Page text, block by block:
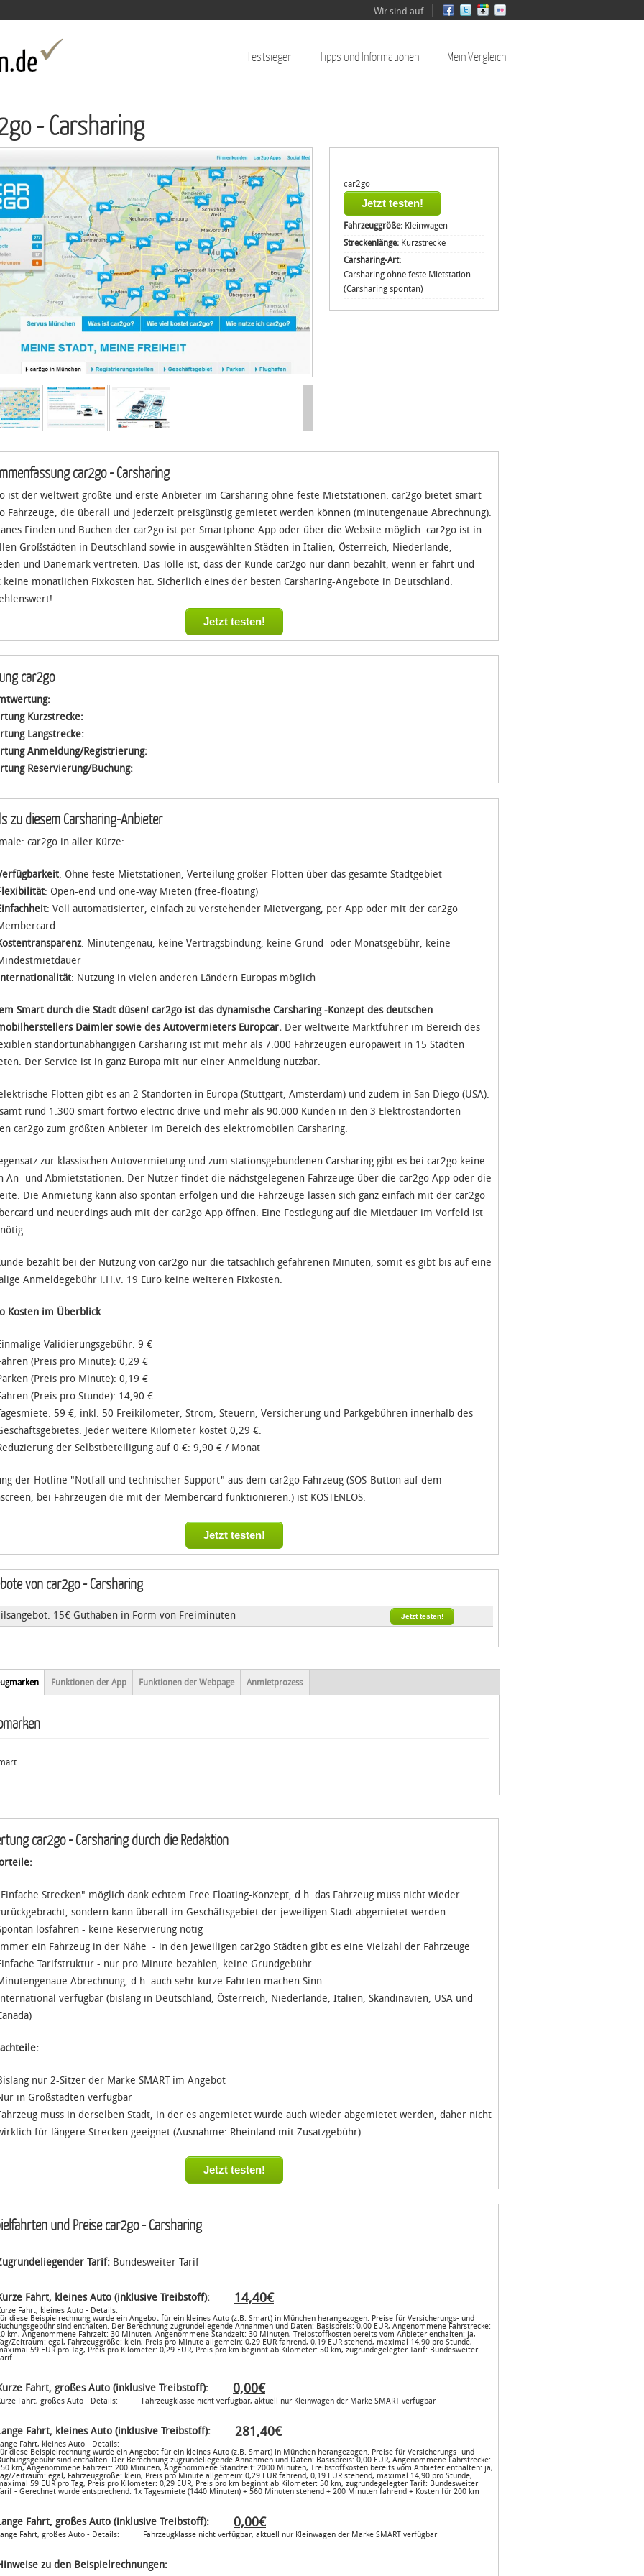
Wir sind auf
Testsieger Tipps und Informationen Mein Vergleich
- Carsharing
car2go
Jetzt testen!
Fahrzeuggröße: Kleinwagen
Streckenlänge: Kurzstrecke
Carsharing-Art:
Carsharing ohne feste Mietstation
(Carsharing spontan)
car2go - Carsharing
ist der weltweit größte und erste Anbieter im Carsharing ohne feste Mietstationen. car2go bietet smart
Fahrzeuge, die überall und jederzeit preisgünstig gemietet werden können (minutengenaue Abrechnung).
Finden und Buchen der car2go ist per Smartphone App oder über die Website möglich. car2go ist in
Großstädten in Deutschland sowie in ausgewählten Städten in Italien, Österreich, Niederlande,
und Dänemark vertreten. Das Tolle ist, dass der Kunde car2go nur dann bezahlt, wenn er fährt und
monatlichen Fixkosten hat. Sicherlich eines der besten Carsharing-Angebote in Deutschland.
Jetzt testen!
car2go
Kurzstrecke:
Langstrecke:
Anmeldung/Registrierung:
Reservierung/Buchung:
zu diesem Carsharing-Anbieter
car2go in aller Kürze:
: Ohne feste Mietstationen, Verteilung großer Flotten über das gesamte Stadtgebiet
: Open-end und one-way Mieten (free-floating)
: Voll automatisierter, einfach zu verstehender Mietvergang, per App oder mit der car2go
: Minutengenau, keine Vertragsbindung, keine Grund- oder Monatsgebühr, keine
: Nutzung in vielen anderen Ländern Europas möglich
Smart durch die Stadt düsen! car2go ist das dynamische Carsharing -Konzept des deutschen
Daimler sowie des Autovermieters Europcar. Der weltweite Marktführer im Bereich des
standortunabhängigen Carsharing ist mit mehr als 7.000 Fahrzeugen europaweit in 15 Städten
Der Service ist in ganz Europa mit nur einer Anmeldung nutzbar.
Flotten gibt es an 2 Standorten in Europa (Stuttgart, Amsterdam) und zudem in San Diego (USA).
rund 1.300 smart fortwo electric drive und mehr als 90.000 Kunden in den 3 Elektrostandorten
car2go zum größten Anbieter im Bereich des elektromobilen Carsharing.
zur klassischen Autovermietung und zum stationsgebundenen Carsharing gibt es bei car2go keine
An- und Abmietstationen. Der Nutzer findet die nächstgelegenen Fahrzeuge über die car2go App oder die
Die Anmietung kann also spontan erfolgen und die Fahrzeuge lassen sich ganz einfach mit der car2go
und neuerdings auch mit der car2go App öffnen. Eine Festlegung auf die Mietdauer im Vorfeld ist
bezahlt bei der Nutzung von car2go nur die tatsächlich gefahrenen Minuten, somit es gibt bis auf eine
Anmeldegebühr i.H.v. 19 Euro keine weiteren Fixkosten.
Kosten im Überblick
Validierungsgebühr: 9 €
(Preis pro Minute): 0,29 €
(Preis pro Minute): 0,19 €
(Preis pro Stunde): 14,90 €
59 €, inkl. 50 Freikilometer, Strom, Steuern, Versicherung und Parkgebühren innerhalb des
Jeder weitere Kilometer kostet 0,29 €.
der Selbstbeteiligung auf 0 €: 9,90 € / Monat
der Hotline "Notfall und technischer Support" aus dem car2go Fahrzeug (SOS-Button auf dem
bei Fahrzeugen die mit der Membercard funktionieren.) ist KOSTENLOS.
Jetzt testen!
von car2go - Carsharing
15€ Guthaben in Form von Freiminuten Jetzt testen!
sets(aktiver
Funktionen der App Funktionen der Webpage Anmietprozess
car2go - Carsharing durch die Redaktion
Strecken" möglich dank echtem Free Floating-Konzept, d.h. das Fahrzeug muss nicht wieder
sondern kann überall im Geschäftsgebiet der jeweiligen Stadt abgemietet werden
losfahren - keine Reservierung nötig
ein Fahrzeug in der Nähe - in den jeweiligen car2go Städten gibt es eine Vielzahl der Fahrzeuge
Tarifstruktur - nur pro Minute bezahlen, keine Grundgebühr
Abrechnung, d.h. auch sehr kurze Fahrten machen Sinn
verfügbar (bislang in Deutschland, Österreich, Niederlande, Italien, Skandinavien, USA und
nur 2-Sitzer der Marke SMART im Angebot
in Großstädten verfügbar
muss in derselben Stadt, in der es angemietet wurde auch wieder abgemietet werden, daher nicht
für längere Strecken geeignet (Ausnahme: Rheinland mit Zusatzgebühr)
Jetzt testen!
und Preise car2go - Carsharing
Tarif: Bundesweiter Tarif
Fahrt, kleines Auto (inklusive Treibstoff): 14,40€
Fahrt, kleines Auto - Details:
diese Beispielrechnung wurde ein Angebot für ein kleines Auto (z.B. Smart) in München herangezogen. Preise für Versicherungs- und
sind enthalten. Der Berechnung zugrundeliegende Annahmen und Daten: Basispreis: 0,00 EUR, Angenommene Fahrstrecke:
km, Angenommene Fahrzeit: 30 Minuten, Angenommene Standzeit: 30 Minuten, Treibstoffkosten bereits vom Anbieter enthalten: ja,
Zeitraum: egal, Fahrzeuggröße: klein, Preis pro Minute allgemein: 0,29 EUR fahrend, 0,19 EUR stehend, maximal 14,90 pro Stunde,
59 EUR pro Tag, Preis pro Kilometer: 0,29 EUR, Preis pro km beginnt ab Kilometer: 50 km, zugrundegelegter Tarif: Bundesweiter
Fahrt, großes Auto (inklusive Treibstoff): 0,00€
Fahrt, großes Auto - Details: Fahrzeugklasse nicht verfügbar, aktuell nur Kleinwagen der Marke SMART verfügbar
Fahrt, kleines Auto (inklusive Treibstoff): 281,40€
Fahrt, kleines Auto - Details:
diese Beispielrechnung wurde ein Angebot für ein kleines Auto (z.B. Smart) in München herangezogen. Preise für Versicherungs- und
sind enthalten. Der Berechnung zugrundeliegende Annahmen und Daten: Basispreis: 0,00 EUR, Angenommene Fahrstrecke:
km, Angenommene Fahrzeit: 200 Minuten, Angenommene Standzeit: 2000 Minuten, Treibstoffkosten bereits vom Anbieter enthalten: ja,
Zeitraum: egal, Fahrzeuggröße: klein, Preis pro Minute allgemein: 0,29 EUR fahrend, 0,19 EUR stehend, maximal 14,90 pro Stunde,
59 EUR pro Tag, Preis pro Kilometer: 0,29 EUR, Preis pro km beginnt ab Kilometer: 50 km, zugrundegelegter Tarif: Bundesweiter
- Gerechnet wurde entsprechend: 1x Tagesmiete (1440 Minuten) + 560 Minuten stehend + 200 Minuten fahrend + Kosten für 200 km
Fahrt, großes Auto (inklusive Treibstoff): 0,00€
Fahrt, großes Auto - Details: Fahrzeugklasse nicht verfügbar, aktuell nur Kleinwagen der Marke SMART verfügbar
zu den Beispielrechnungen: